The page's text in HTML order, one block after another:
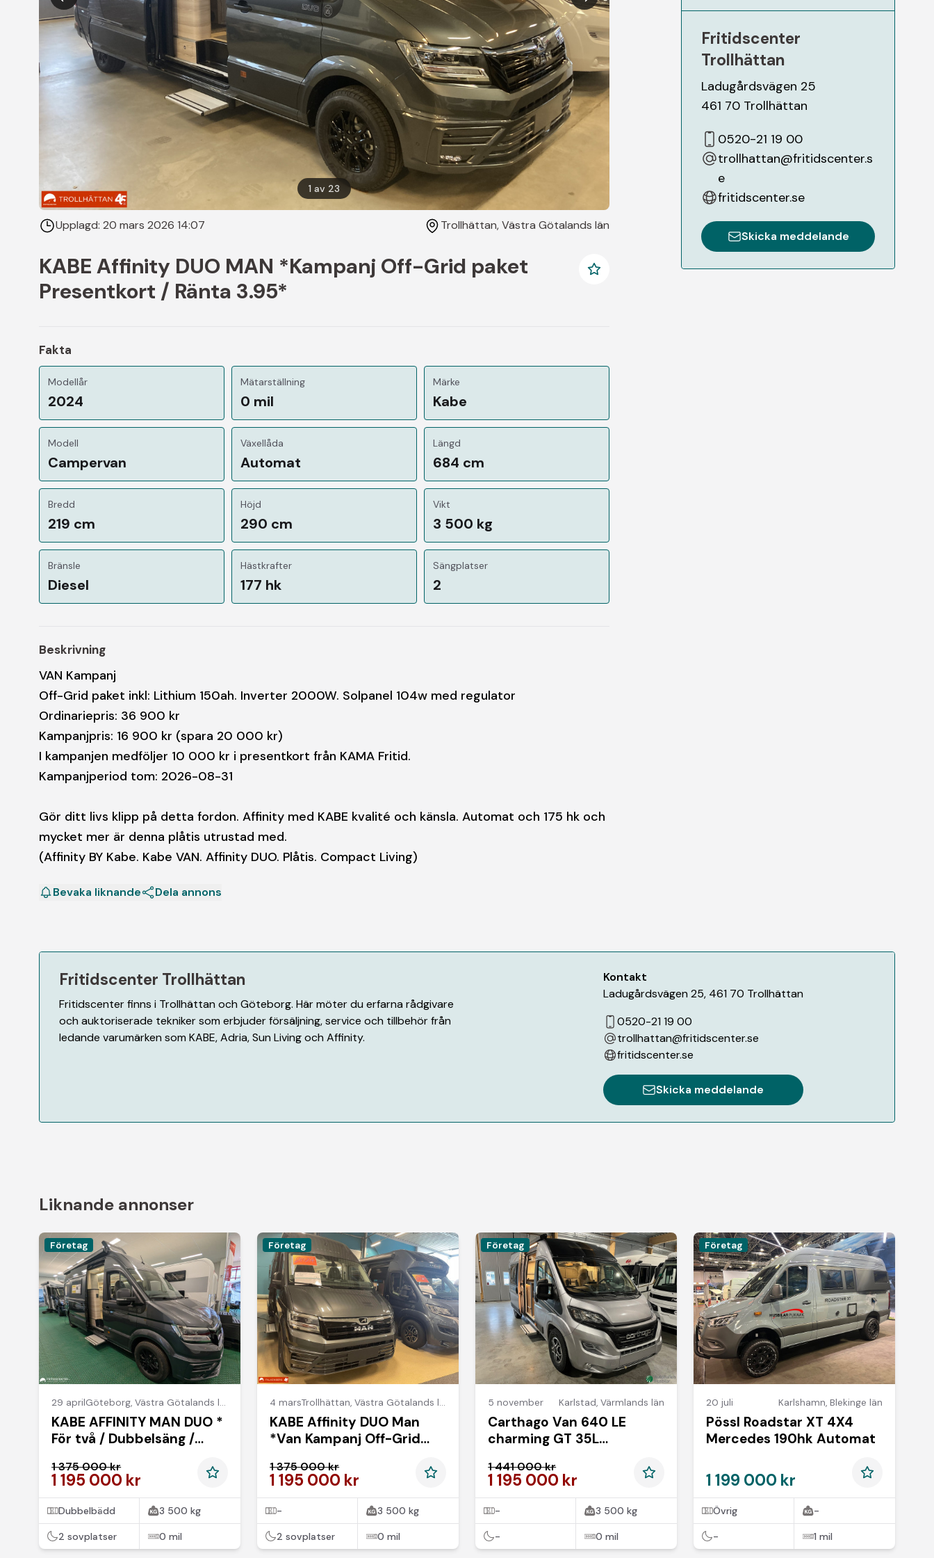
1 av 23
Upplagd: 20 mars 2026 14:07 Trollhättan, Västra Götalands län
KABE Affinity DUO MAN *Kampanj Off-Grid paket
Presentkort / Ränta 3.95*
Fakta
Modellår
2024
Mätarställning
0 mil
Märke
Kabe
Modell
Campervan
Växellåda
Automat
Längd
684 cm
Bredd
219 cm
Höjd
290 cm
Vikt
3 500 kg
Bränsle
Diesel
Hästkrafter
177 hk
Sängplatser
2
Beskrivning
VAN Kampanj
Off-Grid paket inkl: Lithium 150ah. Inverter 2000W. Solpanel 104w med regulator
Ordinariepris: 36 900 kr
Kampanjpris: 16 900 kr (spara 20 000 kr)
I kampanjen medföljer 10 000 kr i presentkort från KAMA Fritid.
Kampanjperiod tom: 2026-08-31
Gör ditt livs klipp på detta fordon. Affinity med KABE kvalité och känsla. Automat och 175 hk och
mycket mer är denna plåtis utrustad med.
(Affinity BY Kabe. Kabe VAN. Affinity DUO. Plåtis. Compact Living)
Bevaka liknande Dela annons
Fritidscenter
Trollhättan
Ladugårdsvägen 25
461 70 Trollhättan
0520-21 19 00
trollhattan@fritidscenter.s
e
fritidscenter.se
Skicka meddelande
Fritidscenter Trollhättan
Fritidscenter finns i Trollhättan och Göteborg. Här möter du erfarna rådgivare
och auktoriserade tekniker som erbjuder försäljning, service och tillbehör från
ledande varumärken som KABE, Adria, Sun Living och Affinity.
Kontakt
Ladugårdsvägen 25, 461 70 Trollhättan
0520-21 19 00
trollhattan@fritidscenter.se
fritidscenter.se
Skicka meddelande
Liknande annonser
Företag
29 aprilGöteborg,Västra Götalands län
KABE AFFINITY MAN DUO *
För två / Dubbelsäng /
*SUPERDEAL*
1 375 000 kr
1 195 000 kr
Dubbelbädd 3 500 kg
2 sovplatser 0 mil
Företag
4 marsTrollhättan,Västra Götalands län
KABE Affinity DUO Man
*Van Kampanj Off-Grid
1 375 000 kr
1 195 000 kr
- 3 500 kg
2 sovplatser 0 mil
Företag
5 november Karlstad, Värmlands län
Carthago Van 640 LE
charming GT 35L
1 441 000 kr
1 195 000 kr
- 3 500 kg
- 0 mil
Företag
20 juli Karlshamn, Blekinge län
Pössl Roadstar XT 4X4
Mercedes 190hk Automat
1 199 000 kr
Övrig -
- 1 mil